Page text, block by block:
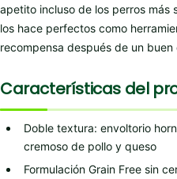
apetito incluso de los perros más
los hace perfectos como
recompensa después de un
Características del
Doble textura: envoltorio
cremoso de pollo y queso
Formulación Grain Free sin